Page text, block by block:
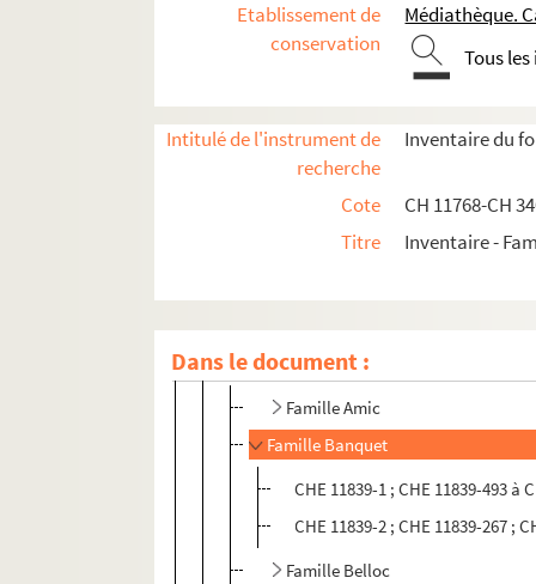
Etablissement de
conservation
Médiathèque.
Tous
Intitulé de l'instrument de
recherche
Inventaire du
Cote
CH 11768-CH
Titre
Inventaire -
Dans le document :
Formation et carrière professionnelle
Correspondances des membres de la famille
Correspondance Constantin-Xavier
Correspondance Louis-Sauveur de
Correspondance de Madeleine de
Correspondance d'André de Chénier
Correspondance de M. Gabriel de
Correspondance d'Élisa de Chénier,
Famille Amic
Famille Banquet
CHE 11839-1 ; CHE 11839-493
CHE 11839-2 ; CHE 11839-267 ;
Famille Belloc